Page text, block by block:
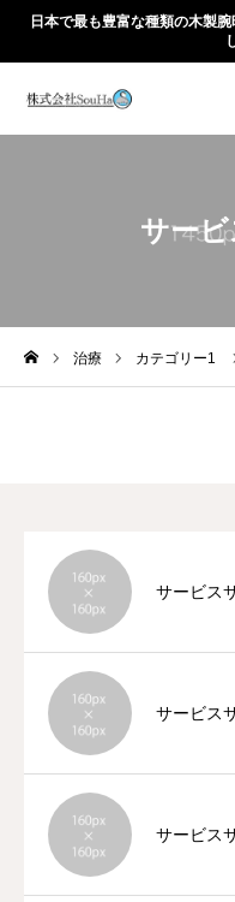
日本で最も豊富な種類の木製
サー
治療 カテゴリー1
サービス
サービス
サービス